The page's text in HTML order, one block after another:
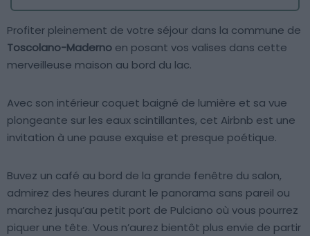
Profiter pleinement de votre séjour dans la commune de
Toscolano-Maderno en posant vos valises dans cette
merveilleuse maison au bord du lac.
Avec son intérieur coquet baigné de lumière et sa vue
plongeante sur les eaux scintillantes, cet Airbnb est une
invitation à une pause exquise et presque poétique.
Buvez un café au bord de la grande fenêtre du salon,
admirez des heures durant le panorama sans pareil ou
marchez jusqu’au petit port de Pulciano où vous pourrez
piquer une tête. Vous n’aurez bientôt plus envie de partir